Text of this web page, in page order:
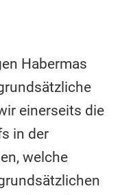
Habermas
einerseits die
in der
welche